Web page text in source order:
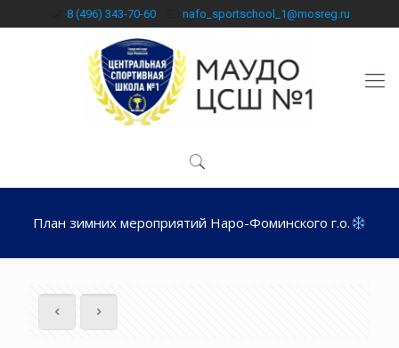
8 (496) 343-70-60 nafo_sportschool_1@mosreg.ru
План зимних мероприятий Наро-Фоминского г.о.